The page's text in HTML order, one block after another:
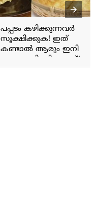
പപ്പടം കഴിക്കുന്നവർ
സൂക്ഷിക്കുക! ഇത്
കണ്ടാൽ ആരും ഇനി
പപ്പടം കഴിക്കില്ല ഉറപ്പ്!
ഇനിയും അറിയാതെ